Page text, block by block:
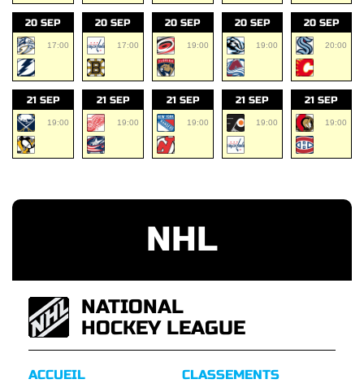
20 SEP
17:00
20 SEP
17:00
20 SEP
19:00
20 SEP
19:00
20 SEP
20:00
21 SEP
19:00
21 SEP
19:00
21 SEP
19:00
21 SEP
19:00
21 SEP
19:00
NHL
NATIONAL
HOCKEY LEAGUE
ACCUEIL
CLASSEMENTS